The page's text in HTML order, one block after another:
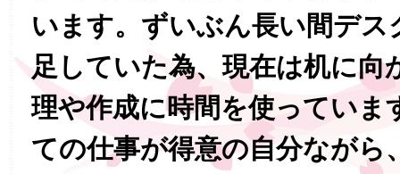
います。ずいぶん長い間デス
足していた為、現在は机に向
理や作成に時間を使っていま
ての仕事が得意の自分ながら